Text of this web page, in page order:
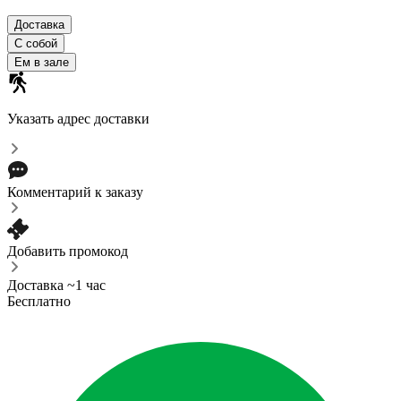
Доставка
С собой
Ем в зале
Указать адрес доставки
Комментарий к заказу
Добавить промокод
Доставка ~1 час
Бесплатно